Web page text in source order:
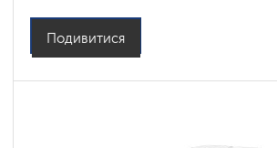
Бічні щітки: 1
Подивитися